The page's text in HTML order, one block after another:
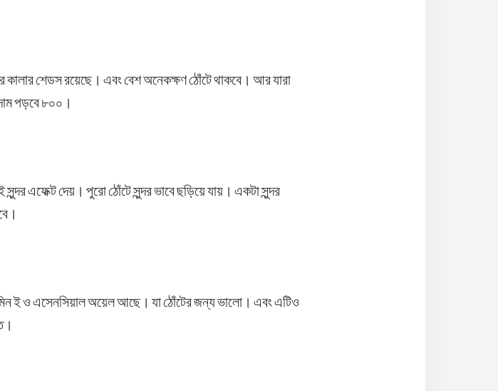
কালার শেডস রয়েছে। এবং বেশ অনেকক্ষণ ঠোঁটে থাকবে। আর যারা
পড়বে ৮০০।
এফেক্ট দেয়। পুরো ঠোঁটে সুন্দর ভাবে ছড়িয়ে যায়। একটা সুন্দর
ই ও এসেনসিয়াল অয়েল আছে। যা ঠোঁটের জন্য ভালো। এবং এটিও